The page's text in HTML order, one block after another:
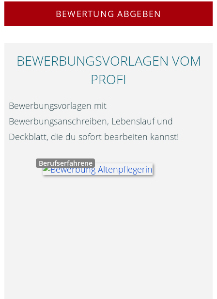
BEWERTUNG ABGEBEN
BEWERBUNGS­VORLAGEN VOM
PROFI
Bewerbungsvorlagen mit
Bewerbungsanschreiben, Lebenslauf und
Deckblatt, die du sofort bearbeiten kannst!
Berufserfahrene